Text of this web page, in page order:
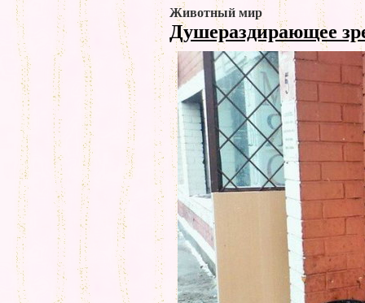
Животный мир
Душераздирающее